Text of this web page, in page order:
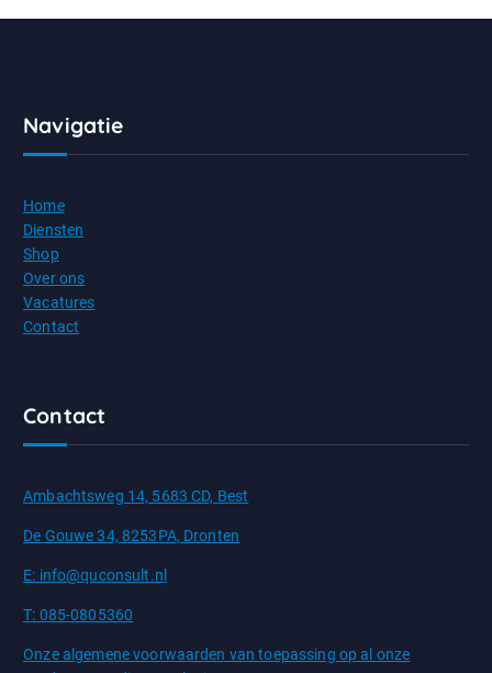
Navigatie
Home
Diensten
Shop
Over ons
Vacatures
Contact
Contact
Ambachtsweg 14, 5683 CD, Best
De Gouwe 34, 8253PA, Dronten
E: info@quconsult.nl
T: 085-0805360
Onze algemene voorwaarden van toepassing op al onze